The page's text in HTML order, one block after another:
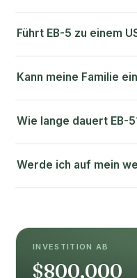
Führt EB-5 zu einem
Kann meine Familie
Wie lange dauert EB-
Werde ich auf mein
INVESTITION AB
$800,000